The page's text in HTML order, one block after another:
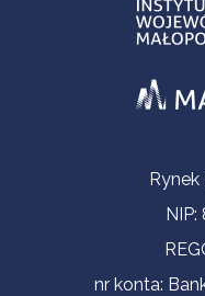
Contact
Rynek
nr konta: